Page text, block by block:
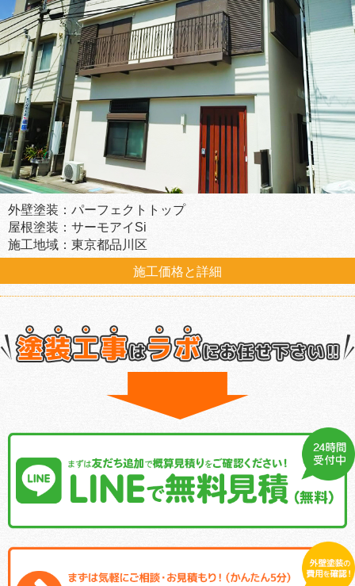
外壁塗装：パーフェクトトップ
屋根塗装：サーモアイSi
施工地域：東京都品川区
施工価格と詳細